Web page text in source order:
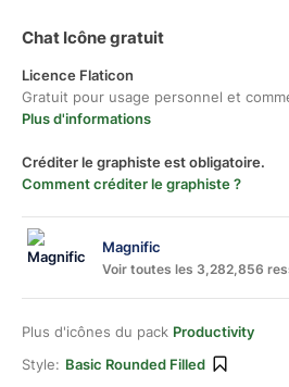
Chat Icône gratuit
Licence Flaticon
Gratuit pour usage personnel et
Plus d'informations
Créditer le graphiste est obligatoire.
Comment créditer le graphiste ?
Magnific
Voir toutes les 3,282,856
Plus d'icônes du pack Productivity
Style: Basic Rounded Filled